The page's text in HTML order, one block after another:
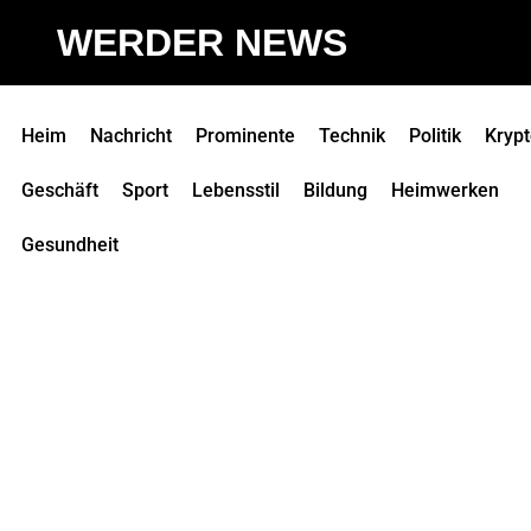
WERDER NEWS
Heim Nachricht Prominente Technik Politik
Geschäft Sport Lebensstil Bildung Heimwerken
Gesundheit